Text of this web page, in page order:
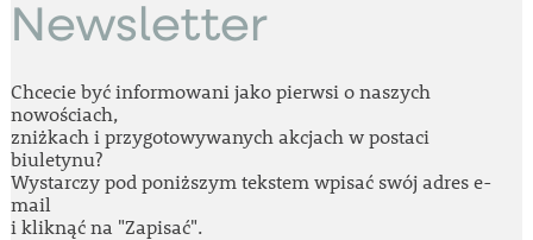
Newsletter
Chcecie być informowani jako pierwsi o naszych
nowościach,
zniżkach i przygotowywanych akcjach w postaci
biuletynu?
Wystarczy pod poniższym tekstem wpisać swój adres e-
mail
i kliknąć na "Zapisać".